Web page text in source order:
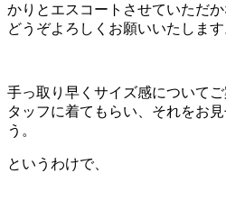
かりとエスコートさせていただか
どうぞよろしくお願いいたします
手っ取り早くサイズ感について
タッフに着てもらい、それをお
う。
というわけで、